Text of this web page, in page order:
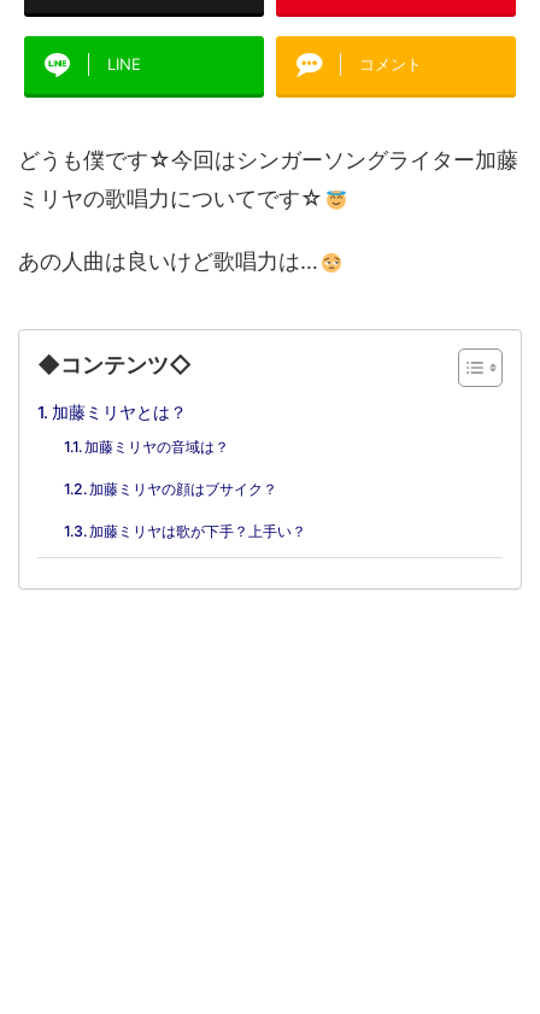
LINE コメント
どうも僕です☆今回はシンガーソングライター加藤
ミリヤの歌唱力についてです☆
あの人曲は良いけど歌唱力は…
◆コンテンツ◇
加藤ミリヤとは？
加藤ミリヤの音域は？
加藤ミリヤの顔はブサイク？
加藤ミリヤは歌が下手？上手い？